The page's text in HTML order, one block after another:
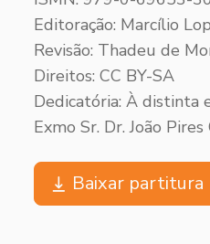
Editoração: Marcílio
Revisão: Thadeu de
Direitos: CC BY-SA
Dedicatória: À distinta
Exmo Sr. Dr. João
Baixar partitura